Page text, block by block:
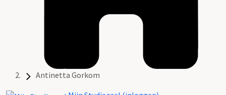
Antinetta Gorkom